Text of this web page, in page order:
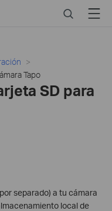
SearchMenu
Tapo
SD para
separado) a tu cámara
local de